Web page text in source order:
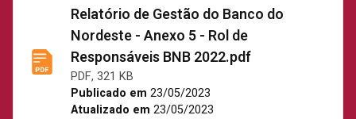
Relatório de Gestão do Banco do
Nordeste - Anexo 5 - Rol de
Responsáveis BNB 2022.pdf
PDF, 321 KB
Publicado em 23/05/2023
Atualizado em 23/05/2023